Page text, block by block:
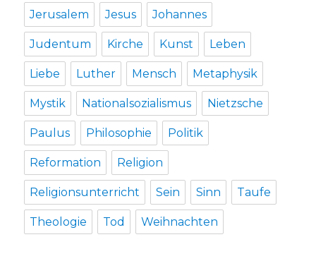
Jerusalem Jesus Johannes
Judentum Kirche Kunst Leben
Liebe Luther Mensch Metaphysik
Mystik Nationalsozialismus Nietzsche
Paulus Philosophie Politik
Reformation Religion
Religionsunterricht Sein Sinn Taufe
Theologie Tod Weihnachten